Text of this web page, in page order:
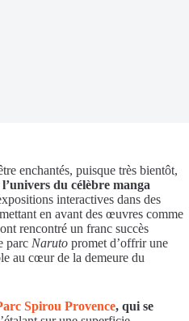
enchantés, puisque très bientôt,
du célèbre manga
interactives dans des
en avant des œuvres comme
rencontré un franc succès
parc Naruto promet d’offrir une
au cœur de la demeure du
Spirou Provence, qui se